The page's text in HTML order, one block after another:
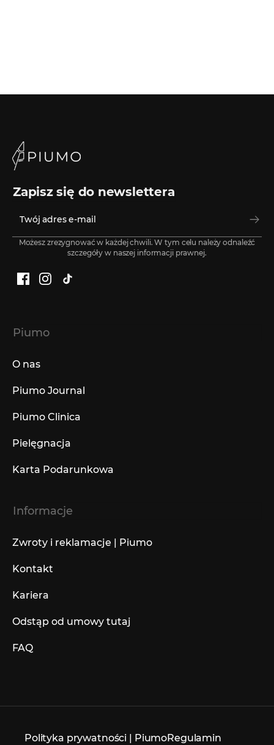
Zapisz się do newslettera
Możesz zrezygnować w każdej chwili. W tym celu należy odnaleźć
szczegóły w naszej informacji prawnej.
Facebook
Instagram
TikTok
Piumo
O nas
Piumo Journal
Piumo Clinica
Pielęgnacja
Karta Podarunkowa
Informacje
Zwroty i reklamacje | Piumo
Kontakt
Kariera
Odstąp od umowy tutaj
FAQ
Polityka prywatności | PiumoRegulamin